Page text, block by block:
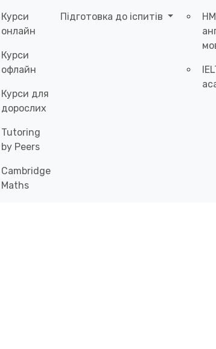
Курси
онлайн
Курси
офлайн
Курси для
дорослих
Tutoring
by Peers
Cambridge
Maths
Підготовка до іспитів